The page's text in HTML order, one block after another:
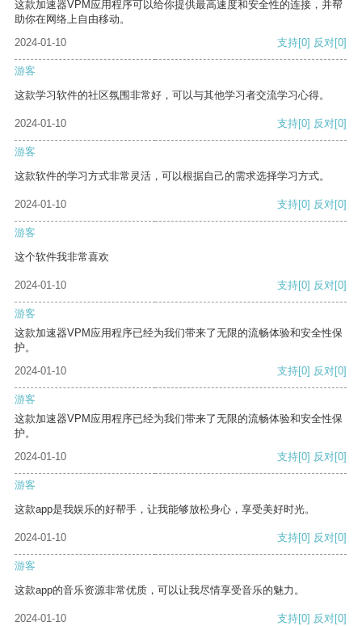
这款加速器VPM应用程序可以给你提供最高速度和安全性的连接，并帮
助你在网络上自由移动。
2024-01-10
支持[0] 反对[0]
游客
这款学习软件的社区氛围非常好，可以与其他学习者交流学习心得。
2024-01-10 支持[0] 反对[0]
游客
这款软件的学习方式非常灵活，可以根据自己的需求选择学习方式。
2024-01-10 支持[0] 反对[0]
游客
这个软件我非常喜欢
2024-01-10 支持[0] 反对[0]
游客
这款加速器VPM应用程序已经为我们带来了无限的流畅体验和安全性保
护。
2024-01-10
支持[0] 反对[0]
游客
这款加速器VPM应用程序已经为我们带来了无限的流畅体验和安全性保
护。
2024-01-10
支持[0] 反对[0]
游客
这款app是我娱乐的好帮手，让我能够放松身心，享受美好时光。
2024-01-10 支持[0] 反对[0]
游客
这款app的音乐资源非常优质，可以让我尽情享受音乐的魅力。
2024-01-10 支持[0] 反对[0]